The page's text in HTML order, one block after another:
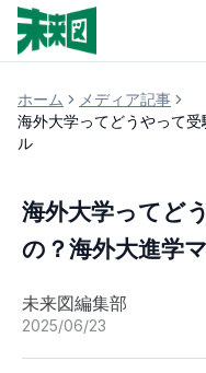
ホーム
メディア記事
海外大学ってどうやって
ル
海外大学ってど
の？海外大進学
未来図編集部
2025/06/23